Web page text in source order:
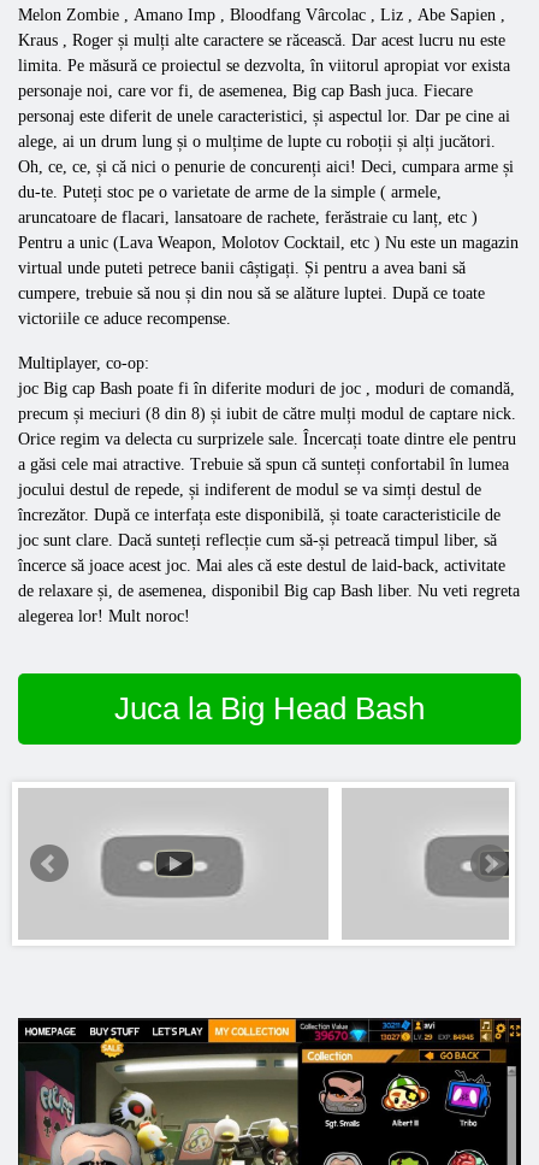
Melon Zombie , Amano Imp , Bloodfang Vârcolac , Liz , Abe Sapien ,
Kraus , Roger și mulți alte caractere se răcească. Dar acest lucru nu este
limita. Pe măsură ce proiectul se dezvolta, în viitorul apropiat vor exista
personaje noi, care vor fi, de asemenea, Big cap Bash juca. Fiecare
personaj este diferit de unele caracteristici, și aspectul lor. Dar pe cine ai
alege, ai un drum lung și o mulțime de lupte cu roboții și alți jucători.
Oh, ce, ce, și că nici o penurie de concurenți aici! Deci, cumpara arme și
du-te. Puteți stoc pe o varietate de arme de la simple ( armele,
aruncatoare de flacari, lansatoare de rachete, ferăstraie cu lanț, etc )
Pentru a unic (Lava Weapon, Molotov Cocktail, etc ) Nu este un magazin
virtual unde puteti petrece banii câștigați. Și pentru a avea bani să
cumpere, trebuie să nou și din nou să se alăture luptei. După ce toate
victoriile ce aduce recompense.
Multiplayer, co-op:
joc Big cap Bash poate fi în diferite moduri de joc , moduri de comandă,
precum și meciuri (8 din 8) și iubit de către mulți modul de captare nick.
Orice regim va delecta cu surprizele sale. Încercați toate dintre ele pentru
a găsi cele mai atractive. Trebuie să spun că sunteți confortabil în lumea
jocului destul de repede, și indiferent de modul se va simți destul de
încrezător. După ce interfața este disponibilă, și toate caracteristicile de
joc sunt clare. Dacă sunteți reflecție cum să-și petreacă timpul liber, să
încerce să joace acest joc. Mai ales că este destul de laid-back, activitate
de relaxare și, de asemenea, disponibil Big cap Bash liber. Nu veti regreta
alegerea lor! Mult noroc!
Juca la Big Head Bash